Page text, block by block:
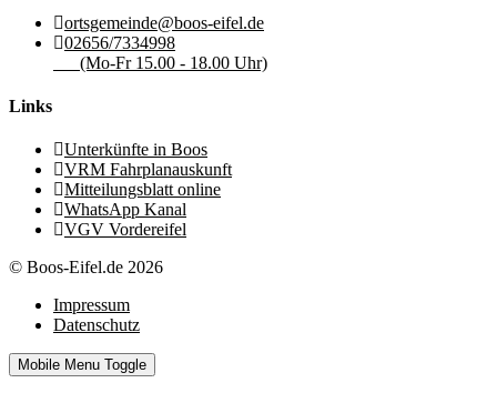
ortsgemeinde@boos-eifel.de
02656/7334998
(Mo-Fr 15.00 - 18.00 Uhr)
Links
Unterkünfte in Boos
VRM Fahrplanauskunft
Mitteilungsblatt online
WhatsApp Kanal
VGV Vordereifel
© Boos-Eifel.de 2026
Impressum
Datenschutz
Mobile Menu Toggle